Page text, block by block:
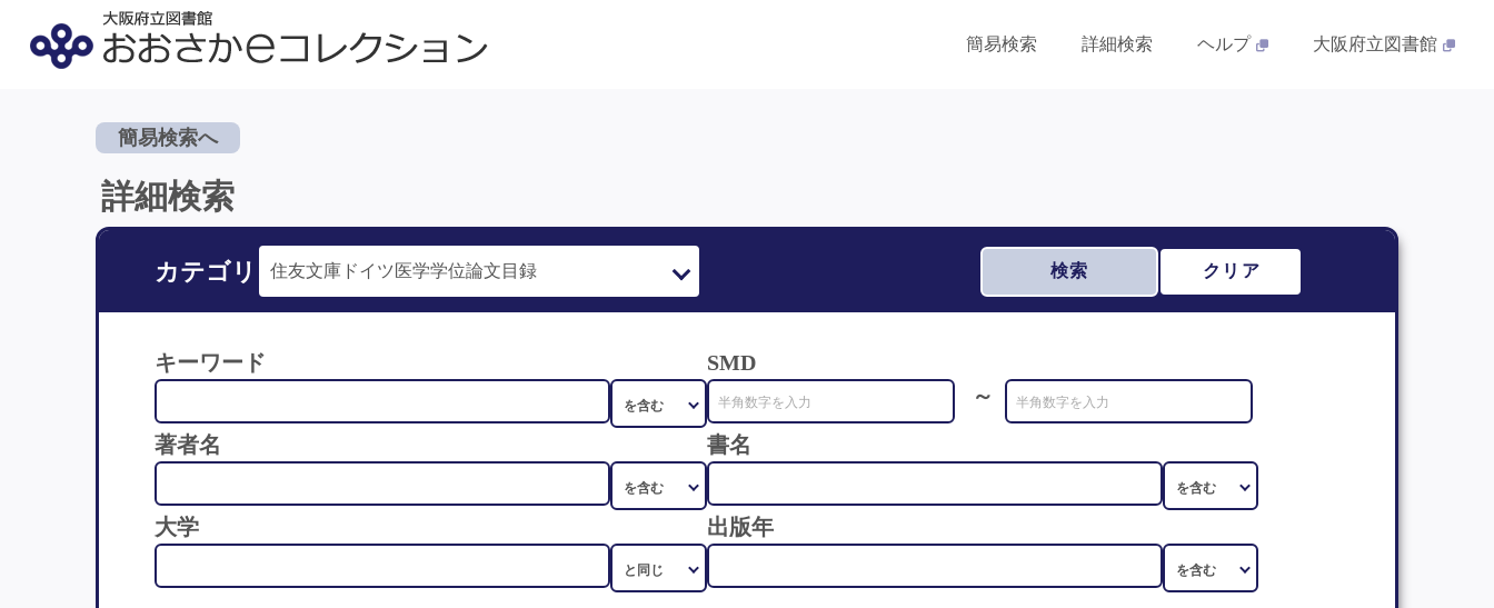
簡易検索 詳細検索 ヘルプ 大阪府立図書館
簡易検索へ
詳細検索
カテゴリ 検索 クリア
キーワード
SMD
～
著者名
書名
大学 出版年